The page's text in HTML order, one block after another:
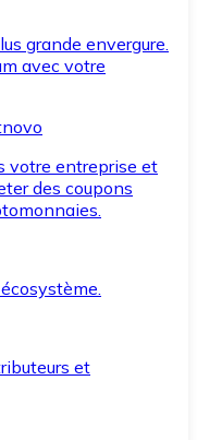
grande envergure.
avec votre
votre entreprise et
des coupons
et